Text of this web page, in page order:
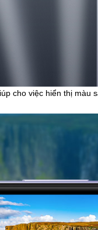
cho việc hiển thị